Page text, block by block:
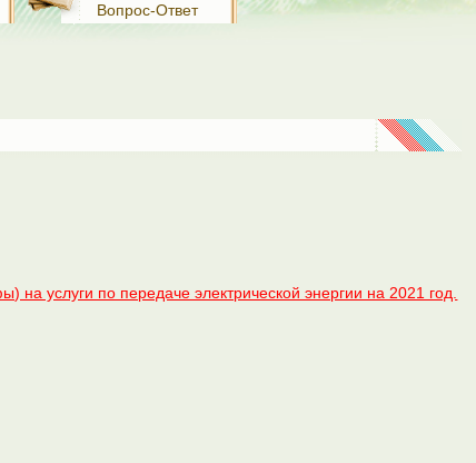
Вопрос-Ответ
услуги по передаче электрической энергии на 2021 год.